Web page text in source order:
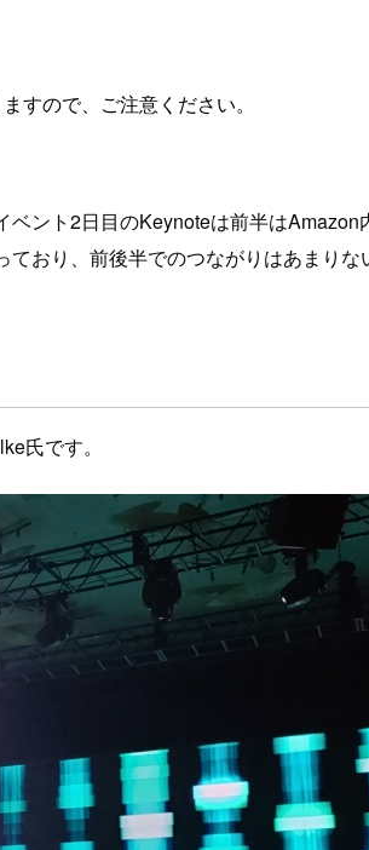
すので、ご注意ください。
ント2日目のKeynoteは前半は
おり、前後半でのつながりはあまりな
氏です。